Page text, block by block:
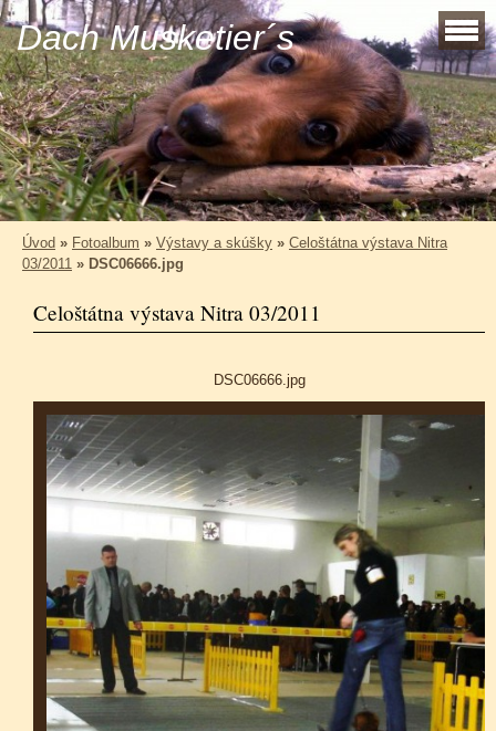
Dach Musketier´s
Úvod » Fotoalbum » Výstavy a skúšky » Celoštátna výstava Nitra
03/2011 » DSC06666.jpg
Celoštátna výstava Nitra 03/2011
DSC06666.jpg